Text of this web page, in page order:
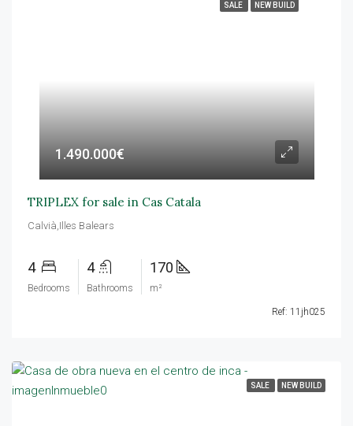
SALE NEW BUILD
1.490.000€
TRIPLEX for sale in Cas Catala
Calvià,Illes Balears
4
Bedrooms
4
Bathrooms
170
m²
Ref: 11jh025
SALE NEW BUILD